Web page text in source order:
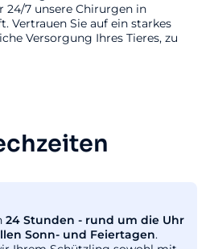
24/7 unsere Chirurgen in
Vertrauen Sie auf ein starkes
Versorgung Ihres Tieres, zu
24 Stunden - rund um die Uhr
Sonn- und Feiertagen.